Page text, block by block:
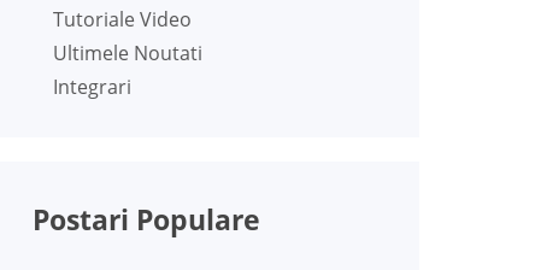
Tutoriale Video
Ultimele Noutati
Integrari
Postari Populare